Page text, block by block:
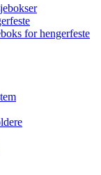
for hengerfeste